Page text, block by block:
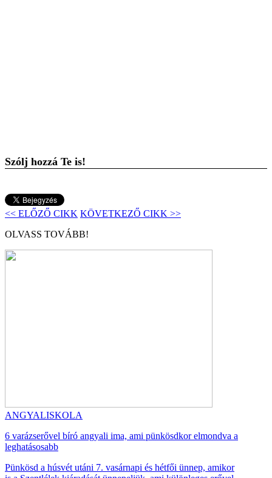
Szólj hozzá Te is!
<< ELŐZŐ CIKK KÖVETKEZŐ CIKK >>
OLVASS TOVÁBB!
ANGYALISKOLA
6 varázserővel bíró angyali ima, ami pünkösdkor elmondva a
leghatásosabb
Pünkösd a húsvét utáni 7. vasárnapi és hétfői ünnep, amikor